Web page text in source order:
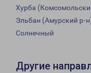
Хурба
Эльбан (Амурский р-
Солнечный
Другие